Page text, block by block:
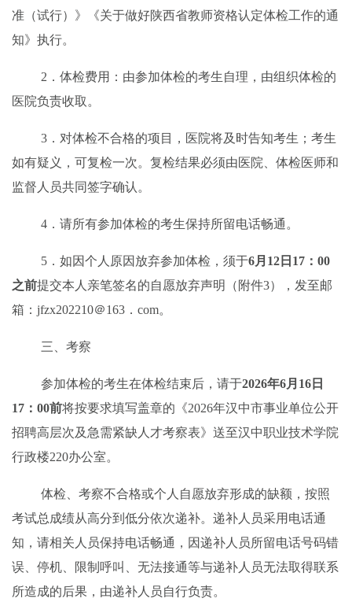
准（试行）》《关于做好陕西省教师资格认定体检工作的通
知》执行。
2．体检费用：由参加体检的考生自理，由组织体检的
医院负责收取。
3．对体检不合格的项目，医院将及时告知考生 ；考生
如有疑义，可复检一次。复检结果必须由医院、体检医师和
监督人员共同签字确认。
4．请所有参加体检的考生保持所留电话畅通。
5．如因个人原因放弃参加体检，须于6月12日17：00
之前提交本人亲笔签名的自愿放弃声明（附件3），发至邮
箱：jfzx202210＠163．com。
三、考察
参加体检的考生在体检结束后，请于2026年6月 16 日
17：00前将按要求填写盖章的《2026年汉中市事业单位公开
招聘高层次及急需紧缺人才考察表》 送至汉中职业技术学院
行政楼220办公室。
体检、考察不合格或个人自愿放弃形成的缺额，按照
考试总成绩从高分到低分依次递补。递补人员采用电话通
知，请相关人员保持电话畅通，因递补人员所留电话号码错
误、停机、限制呼叫、无法接通等与递补人员无法取得联系
所造成的后果，由递补人员自行负责。